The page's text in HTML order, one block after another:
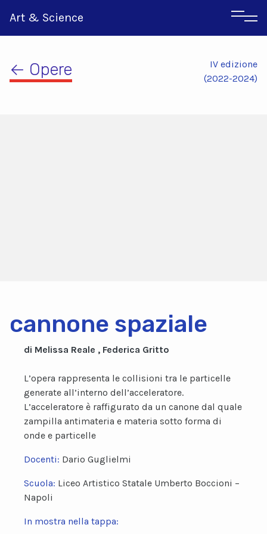
Art & Science
← Opere
IV edizione
(2022-2024)
cannone spaziale
di Melissa Reale , Federica Gritto
L’opera rappresenta le collisioni tra le particelle
generate all’interno dell’acceleratore.
L’acceleratore è raffigurato da un canone dal quale
zampilla antimateria e materia sotto forma di
onde e particelle
Docenti: Dario Guglielmi
Scuola: Liceo Artistico Statale Umberto Boccioni –
Napoli
In mostra nella tappa: